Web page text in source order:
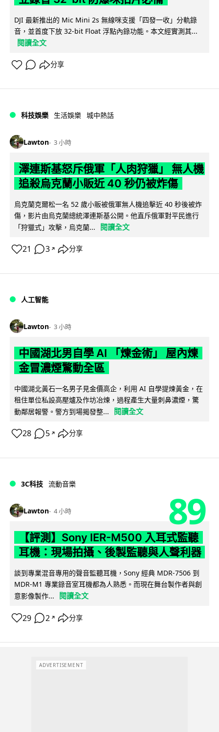
DJI 最新推出的 Mic Mini 2s 無線咪支援「四發一收」分軌錄
音，並首度下放 32-bit Float 浮點內錄功能。本文經實測其...
閱讀全文
分享
科技娛樂 生活娛樂 城中熱話
Lawton 3 小時
澤連斯基怒斥俄軍「人肉狩獵」 無人機
追殺烏克蘭小販近 40 秒仍被炸傷
烏克蘭克爾松一名 52 歲小販被俄軍無人機追擊近 40 秒後被炸
傷，影片由烏克蘭總統澤連斯基公開。他直斥俄軍對平民進行
「狩獵式」攻擊，烏克蘭...
閱讀全文
21 3 ↗ 分享
人工智能
Lawton 3 小時
中國湖北男自學 AI 「煉金術」 屋內煉
金冒濃煙驚動全區
中國湖北黃石一名男子見金價高企，利用 AI 自學提煉黃金，在
租住單位私設高壓爐及作坊冶煉，過程產生大量刺鼻濃煙，驚
動鄰居報警。警方到場揭發整...
閱讀全文
28 5 ↗ 分享
3C科技 流動音樂
Lawton 4 小時 89
【評測】Sony IER-M500 入耳式監聽
耳機：現場拍攝、後製監聽與人聲利器
談到專業混音專用的聲音監聽耳機，Sony 經典 MDR-7506 到
MDR-M1 專業錄音室耳機都為人熟悉。而現在舞台製作者與創
意影像製作...
閱讀全文
29 2 ↗ 分享
ADVERTISEMENT